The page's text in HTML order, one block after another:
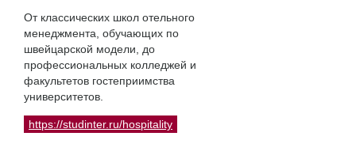
От классических школ отельного
менеджмента, обучающих по
швейцарской модели, до
профессиональных колледжей и
факультетов гостеприимства
университетов.
https://studinter.ru/hospitality